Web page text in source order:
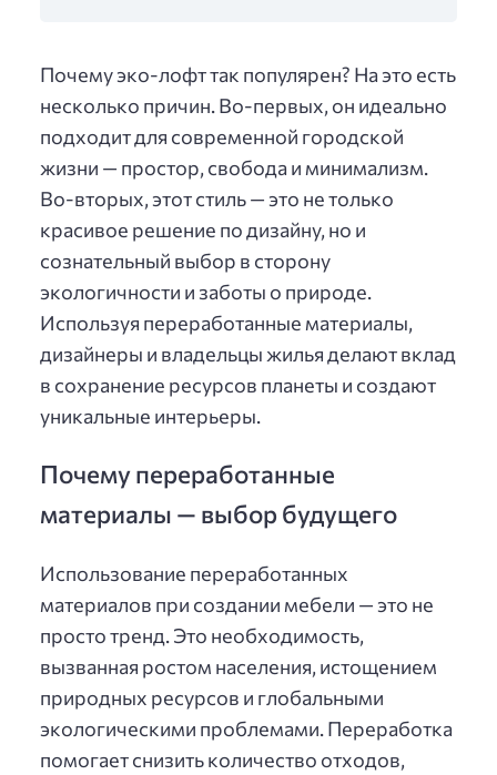
Почему эко-лофт так популярен? На это есть
несколько причин. Во-первых, он идеально
подходит для современной городской
жизни — простор, свобода и минимализм.
Во-вторых, этот стиль — это не только
красивое решение по дизайну, но и
сознательный выбор в сторону
экологичности и заботы о природе.
Используя переработанные материалы,
дизайнеры и владельцы жилья делают вклад
в сохранение ресурсов планеты и создают
уникальные интерьеры.
Почему переработанные
материалы — выбор будущего
Использование переработанных
материалов при создании мебели — это не
просто тренд. Это необходимость,
вызванная ростом населения, истощением
природных ресурсов и глобальными
экологическими проблемами. Переработка
помогает снизить количество отходов,